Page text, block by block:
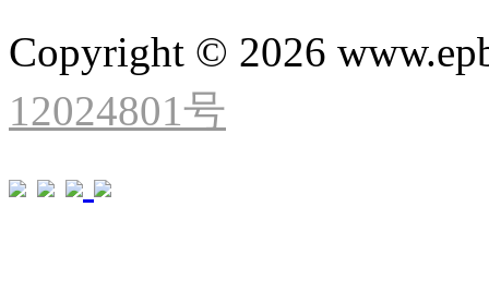
Copyright © 2026
12024801号